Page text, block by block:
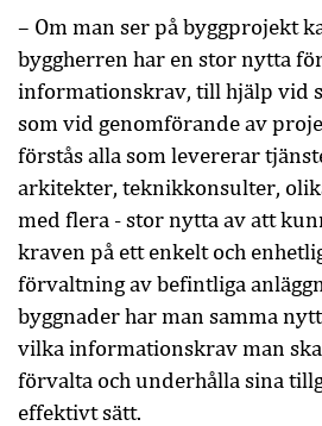
– Om man ser på byggprojekt
byggherren har en stor nytta
informationskrav, till hjälp vid
som vid genomförande av
förstås alla som levererar
arkitekter, teknikkonsulter,
med flera - stor nytta av att
kraven på ett enkelt och
förvaltning av befintliga
byggnader har man samma
vilka informationskrav man
förvalta och underhålla sina
effektivt sätt.